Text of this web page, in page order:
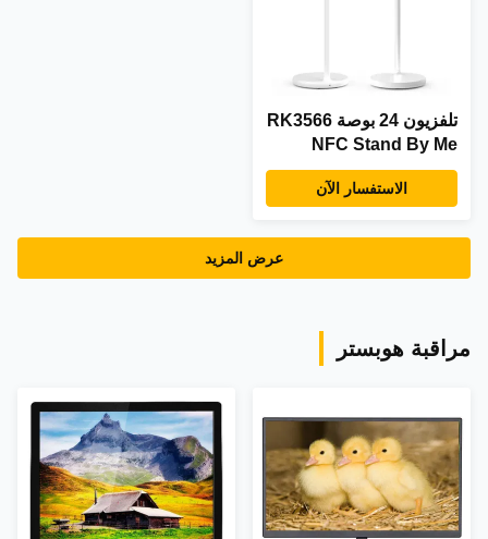
تلفزيون 24 بوصة RK3566
NFC Stand By Me
داخلي يعمل بنظام
Android 12 لافتات رقمية
محمول قائم على الأرض
الاستفسار الآن
عرض المزيد
مراقبة هوبستر